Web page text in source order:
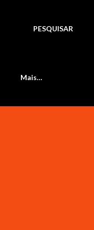
PESQUISAR
Mais…